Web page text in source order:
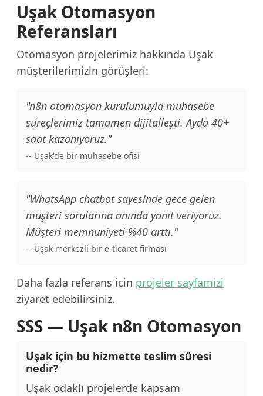
Uşak Otomasyon
Referansları
Otomasyon projelerimiz hakkında Uşak
müşterilerimizin görüşleri:
"n8n otomasyon kurulumuyla muhasebe
süreçlerimiz tamamen dijitalleşti. Ayda 40+
saat kazanıyoruz."
-- Uşak'de bir muhasebe ofisi
"WhatsApp chatbot sayesinde gece gelen
müşteri sorularına anında yanıt veriyoruz.
Müşteri memnuniyeti %40 arttı."
-- Uşak merkezli bir e-ticaret firması
Daha fazla referans icin projeler sayfamizi
ziyaret edebilirsiniz.
SSS — Uşak n8n Otomasyon
Uşak için bu hizmette teslim süresi
nedir?
Uşak odaklı projelerde kapsam